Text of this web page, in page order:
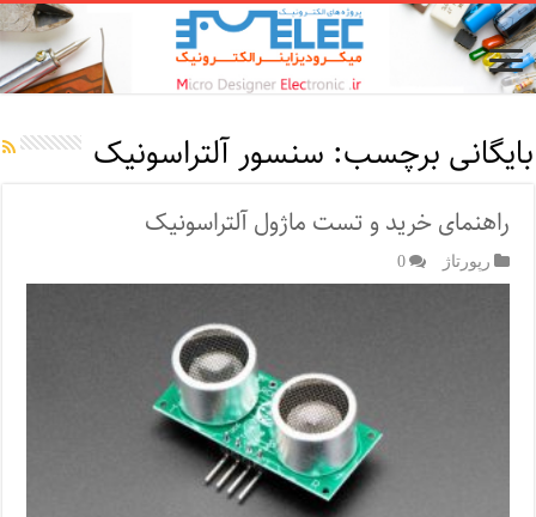
بایگانی برچسب: سنسور آلتراسونیک
راهنمای خرید و تست ماژول‌ آلتراسونیک
رپورتاژ‌ 0